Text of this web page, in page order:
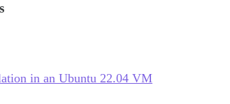
in an Ubuntu 22.04 VM